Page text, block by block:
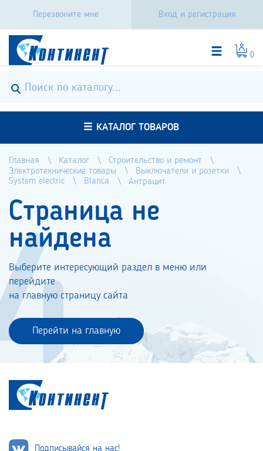
Перезвоните мне Вход и регистрация
0
КАТАЛОГ ТОВАРОВ
Главная Каталог
Строительство и ремонт
Электротехнические товары
Выключатели и розетки
System electric
Blanca Антрацит
Страница не
найдена
Выберите интересующий раздел в меню или
перейдите
на главную страницу сайта
Перейти на главную
Подписывайся на нас!